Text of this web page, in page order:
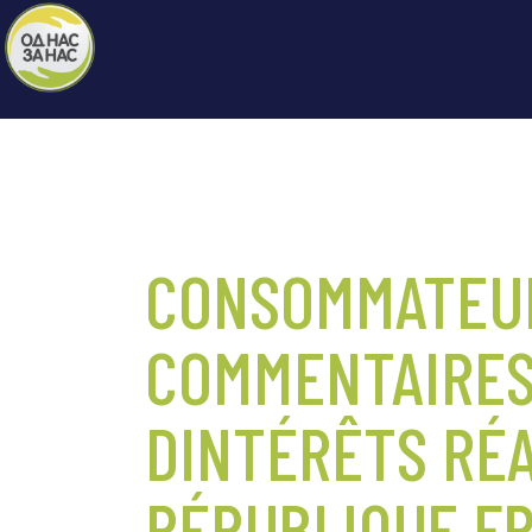
DINTÉRÊTS